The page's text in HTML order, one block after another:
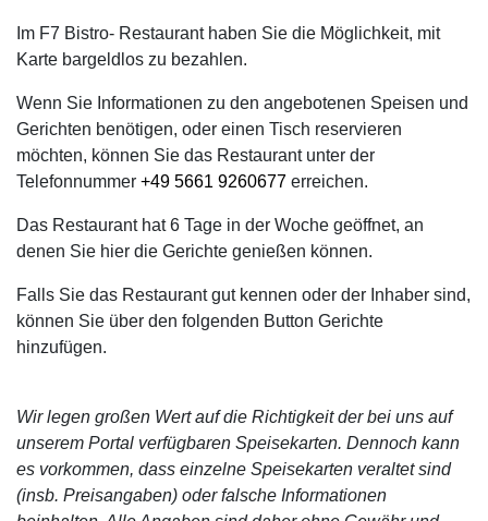
Im F7 Bistro- Restaurant haben Sie die Möglichkeit, mit
Karte bargeldlos zu bezahlen.
Wenn Sie Informationen zu den angebotenen Speisen und
Gerichten benötigen, oder einen Tisch reservieren
möchten, können Sie das Restaurant unter der
Telefonnummer +49 5661 9260677 erreichen.
Das Restaurant hat 6 Tage in der Woche geöffnet, an
denen Sie hier die Gerichte genießen können.
Falls Sie das Restaurant gut kennen oder der Inhaber sind,
können Sie über den folgenden Button Gerichte
hinzufügen.
Wir legen großen Wert auf die Richtigkeit der bei uns auf
unserem Portal verfügbaren Speisekarten. Dennoch kann
es vorkommen, dass einzelne Speisekarten veraltet sind
(insb. Preisangaben) oder falsche Informationen